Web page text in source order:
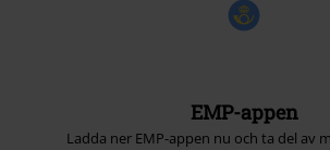
EMP-appen
Ladda ner EMP-appen nu och ta del av